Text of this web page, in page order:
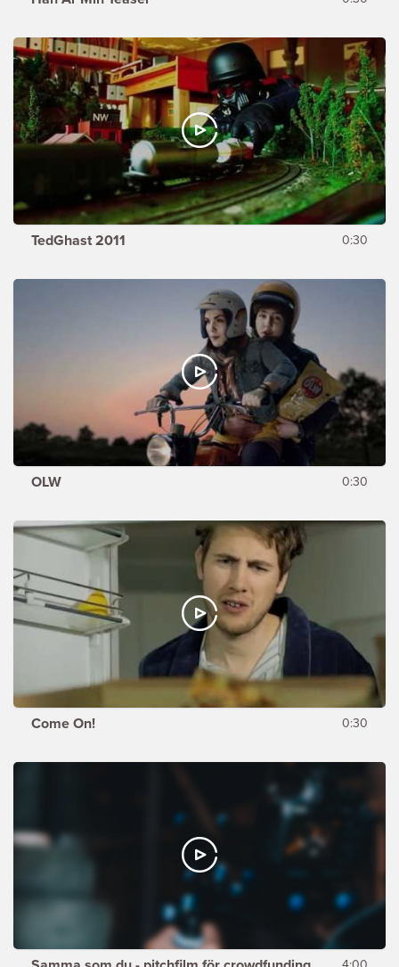
TedGhast 2011 0:30
OLW 0:30
Come On! 0:30